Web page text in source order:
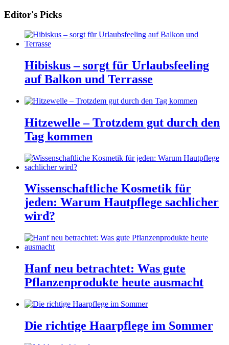
Editor's Picks
Hibiskus – sorgt für Urlaubsfeeling
auf Balkon und Terrasse
Hitzewelle – Trotzdem gut durch den
Tag kommen
Wissenschaftliche Kosmetik für
jeden: Warum Hautpflege sachlicher
wird?
Hanf neu betrachtet: Was gute
Pflanzenprodukte heute ausmacht
Die richtige Haarpflege im Sommer